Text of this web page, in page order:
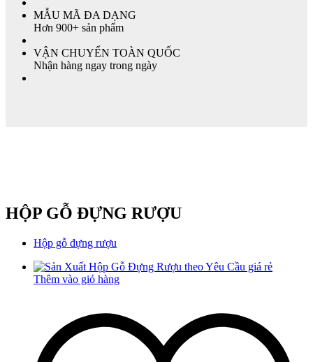
MẪU MÃ ĐA DẠNG
Hơn 900+ sản phẩm
VẬN CHUYỂN TOÀN QUỐC
Nhận hàng ngay trong ngày
HỘP GỖ ĐỰNG RƯỢU
Hộp gỗ đựng rượu
Thêm vào giỏ hàng